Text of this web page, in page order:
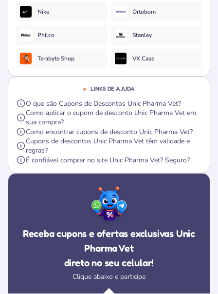
Nike Ortobom
Philco Stanley
Terabyte Shop VX Case
LINKS DE AJUDA
O que são Cupons de Descontos Unic Pharma Vet?
Como aplicar o cupom de desconto Unic Pharma Vet em
sua compra?
Como encontrar cupons de desconto Unic Pharma Vet?
Cupons de descontos Unic Pharma Vet têm validade e
regras?
É confiável comprar no site Unic Pharma Vet? Seguro?
Receba cupons e ofertas exclusivas Unic
Pharma Vet
direto no seu celular!
Clique abaixo e participe